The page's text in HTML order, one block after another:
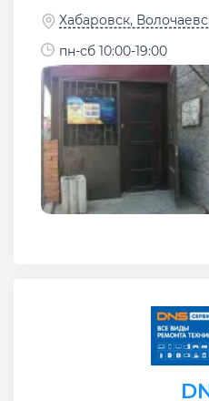
Хабаровск,
пн-сб 10:00-19:00